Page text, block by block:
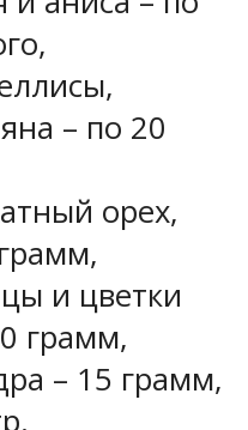
– по 20
орех,
и цветки
грамм,
– 15 грамм,